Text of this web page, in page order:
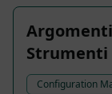
Strumenti
Configuration